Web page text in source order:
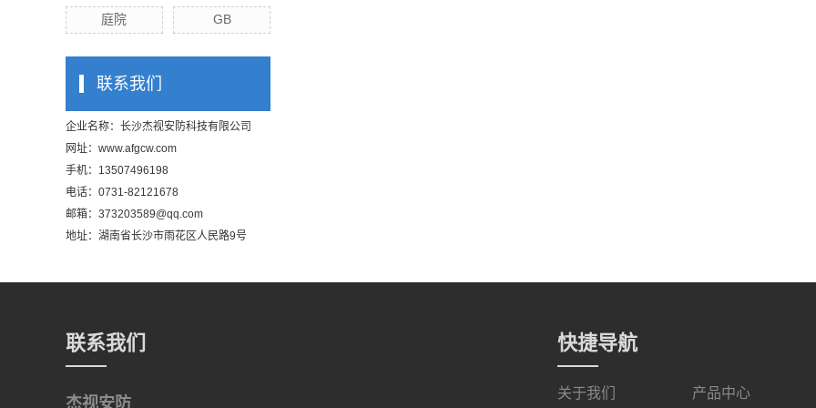
庭院 GB
联系我们
企业名称：长沙杰视安防科技有限公司
网址： www.afgcw.com
手机：13507496198
电话：0731-82121678
邮箱：373203589@qq.com
地址：湖南省长沙市雨花区人民路9号
联系我们
杰视安防
快捷导航
关于我们 产品中心